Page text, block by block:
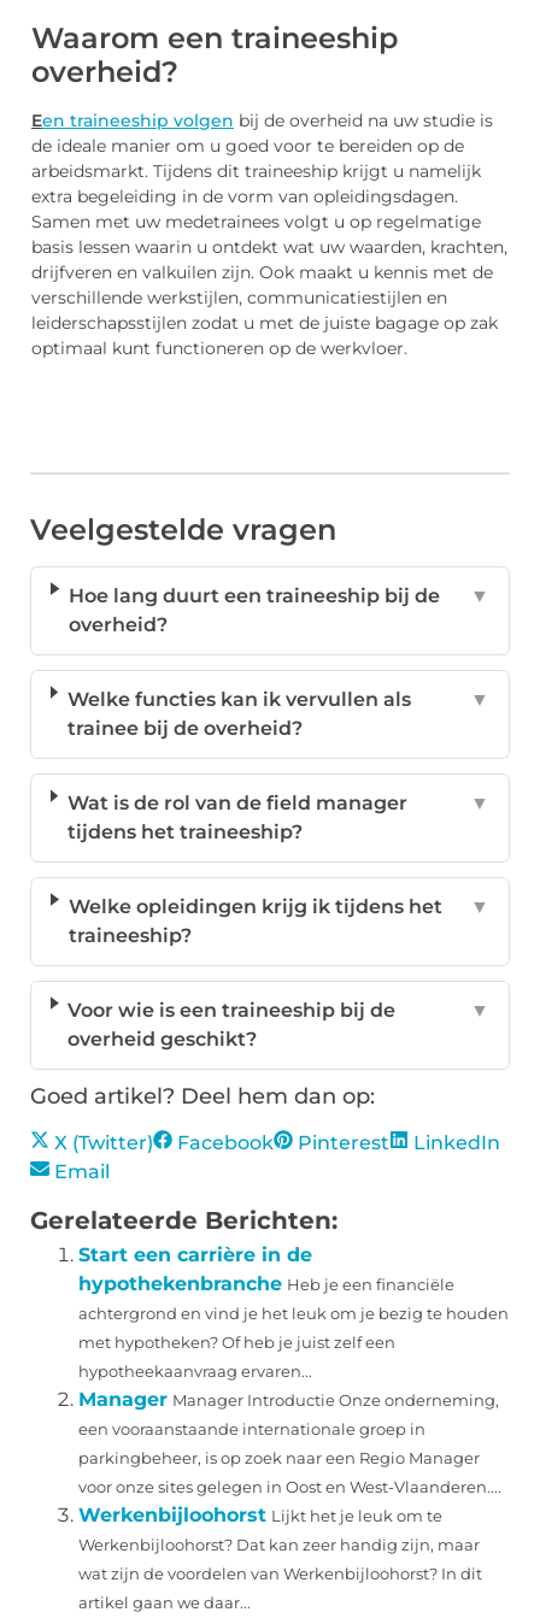
Waarom een traineeship
overheid?
Een traineeship volgen bij de overheid na uw studie is
de ideale manier om u goed voor te bereiden op de
arbeidsmarkt. Tijdens dit traineeship krijgt u namelijk
extra begeleiding in de vorm van opleidingsdagen.
Samen met uw medetrainees volgt u op regelmatige
basis lessen waarin u ontdekt wat uw waarden, krachten,
drijfveren en valkuilen zijn. Ook maakt u kennis met de
verschillende werkstijlen, communicatiestijlen en
leiderschapsstijlen zodat u met de juiste bagage op zak
optimaal kunt functioneren op de werkvloer.
Veelgestelde vragen
Hoe lang duurt een traineeship bij de
overheid?
▼
Welke functies kan ik vervullen als
trainee bij de overheid?
▼
Wat is de rol van de field manager
tijdens het traineeship?
▼
Welke opleidingen krijg ik tijdens het
traineeship?
▼
Voor wie is een traineeship bij de
overheid geschikt?
▼
Goed artikel? Deel hem dan op:
X (Twitter) Facebook Pinterest
LinkedIn
Email
Gerelateerde Berichten:
Start een carrière in de
hypothekenbranche Heb je een financiële
achtergrond en vind je het leuk om je bezig te houden
met hypotheken? Of heb je juist zelf een
hypotheekaanvraag ervaren...
Manager Manager Introductie Onze onderneming,
een vooraanstaande internationale groep in
parkingbeheer, is op zoek naar een Regio Manager
voor onze sites gelegen in Oost en West-Vlaanderen....
Werkenbijloohorst Lijkt het je leuk om te
Werkenbijloohorst? Dat kan zeer handig zijn, maar
wat zijn de voordelen van Werkenbijloohorst? In dit
artikel gaan we daar...